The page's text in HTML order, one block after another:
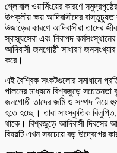
গ্লোবাল ওয়ার্মিংয়ের কারণে
উপকূলীয় ক্ষয় আদিবাসীদের বাস্তুচ্যুত
উজাড়ের কারণে আদিবাসীরা তাদের
স্বাস্থ্যসেবা এবং নিরাপদ
আদিবাসী জনগোষ্ঠী সাধারণ
করে।
এই বৈশ্বিক সংকটগুলোর সমাধানে
পালনের মাধ্যমে বিশ্বজুড়ে সচেতনতা
জনগোষ্ঠী তাদের জমি ও সম্পদ নিয়ে
হতে হচ্ছে। তারা সাংস্কৃতিক
থাকে। বিশ্বজুড়ে আদিবাসী দিবসের
বিষয়টি এখন সবচেয়ে বড় উদ্বেগের